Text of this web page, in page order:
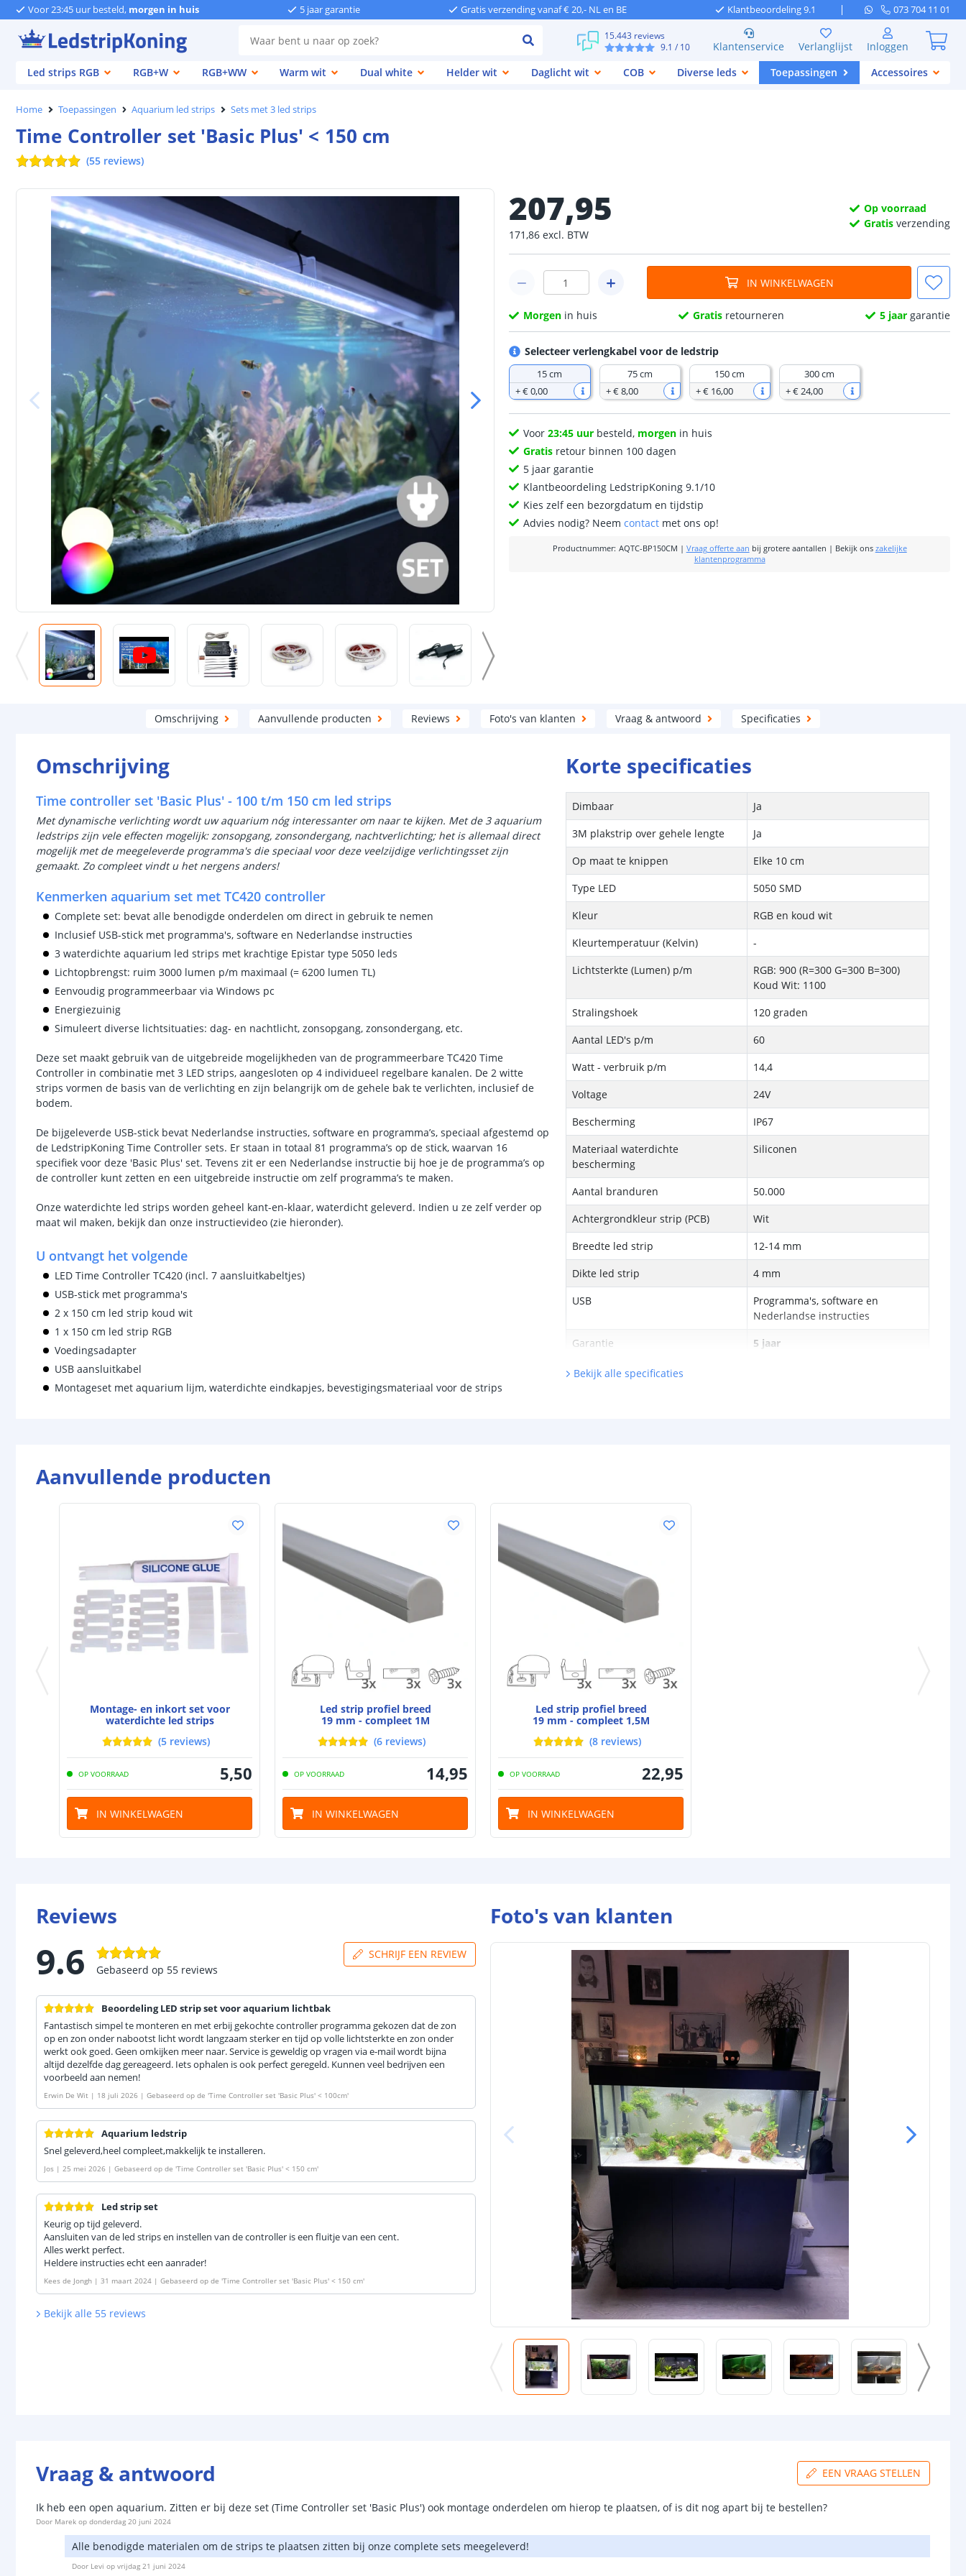
Voor 23:45 uur besteld, morgen in huis 5 jaar garantie Gratis verzending vanaf € 20,- NL en BE Klantbeoordeling 9.1 073 704 11 01
15.443 reviews
9.1 / 10 Klantenservice Verlanglijst
Inloggen
Led strips RGB
RGB+W RGB+WW Warm wit Dual white Helder wit Daglicht wit COB Diverse leds Toepassingen Accessoires
Home Toepassingen Aquarium led strips Sets met 3 led strips
Time Controller set 'Basic Plus' < 150 cm
(55 reviews)
207,95
171,86 excl. BTW
Op voorraad
Gratis verzending
IN WINKELWAGEN
Morgen in huis Gratis retourneren 5 jaargarantie
Selecteer verlengkabel voor de ledstrip
15 cm
+€ 0,00
75 cm
+€ 8,00
150 cm
+€ 16,00
300 cm
+€ 24,00
Voor23:45 uur besteld, morgen in huis
Gratis retour binnen 100 dagen
5 jaar garantie
Klantbeoordeling LedstripKoning 9.1/10
Kies zelf een bezorgdatum en tijdstip
Advies nodig? Neemcontact met ons op!
Productnummer: AQTC-BP150CM | Vraag offerte aan bij grotere aantallen | Bekijk ons zakelijke
klantenprogramma
Omschrijving Aanvullende producten Reviews Foto's van klanten Vraag & antwoord Specificaties
Omschrijving
Time controller set 'Basic Plus' - 100 t/m 150 cm led strips
Met dynamische verlichting wordt uw aquarium nóg interessanter om naar te kijken. Met de 3 aquarium
ledstrips zijn vele effecten mogelijk: zonsopgang, zonsondergang, nachtverlichting; het is allemaal direct
mogelijk met de meegeleverde programma's die speciaal voor deze veelzijdige verlichtingsset zijn
gemaakt. Zo compleet vindt u het nergens anders!
Kenmerken aquarium set met TC420 controller
Complete set: bevat alle benodigde onderdelen om direct in gebruik te nemen
Inclusief USB-stick met programma's, software en Nederlandse instructies
3 waterdichte aquarium led strips met krachtige Epistar type 5050 leds
Lichtopbrengst: ruim 3000 lumen p/m maximaal (= 6200 lumen TL)
Eenvoudig programmeerbaar via Windows pc
Energiezuinig
Simuleert diverse lichtsituaties: dag- en nachtlicht, zonsopgang, zonsondergang, etc.
Deze set maakt gebruik van de uitgebreide mogelijkheden van de programmeerbare TC420 Time
Controller in combinatie met 3 LED strips, aangesloten op 4 individueel regelbare kanalen. De 2 witte
strips vormen de basis van de verlichting en zijn belangrijk om de gehele bak te verlichten, inclusief de
bodem.
De bijgeleverde USB-stick bevat Nederlandse instructies, software en programma’s, speciaal afgestemd op
de LedstripKoning Time Controller sets. Er staan in totaal 81 programma’s op de stick, waarvan 16
specifiek voor deze 'Basic Plus' set. Tevens zit er een Nederlandse instructie bij hoe je de programma’s op
de controller kunt zetten en een uitgebreide instructie om zelf programma’s te maken.
Onze waterdichte led strips worden geheel kant-en-klaar, waterdicht geleverd. Indien u ze zelf verder op
maat wil maken, bekijk dan onze instructievideo (zie hieronder).
U ontvangt het volgende
LED Time Controller TC420 (incl. 7 aansluitkabeltjes)
USB-stick met programma's
2 x 150 cm led strip koud wit
1 x 150 cm led strip RGB
Voedingsadapter
USB aansluitkabel
Montageset met aquarium lijm, waterdichte eindkapjes, bevestigingsmateriaal voor de strips
Korte specificaties
Dimbaar
Ja
3M plakstrip over gehele lengte
Ja
Op maat te knippen
Elke 10 cm
Type LED
5050 SMD
Kleur
RGB en koud wit
Kleurtemperatuur (Kelvin)
-
Lichtsterkte (Lumen) p/m
RGB: 900 (R=300 G=300 B=300)
Koud Wit: 1100
Stralingshoek
120 graden
Aantal LED's p/m
60
Watt - verbruik p/m
14,4
Voltage
24V
Bescherming
IP67
Materiaal waterdichte
bescherming
Siliconen
Aantal branduren
50.000
Achtergrondkleur strip (PCB)
Wit
Breedte led strip
12-14 mm
Dikte led strip
4 mm
USB
Programma's, software en
Nederlandse instructies
Garantie
5 jaar
Bekijk alle specificaties
Aanvullende producten
Montage- en inkort set voor
waterdichte led strips
(5 reviews)
OP VOORRAAD 5,50
IN WINKELWAGEN
Led strip profiel breed
19 mm - compleet 1M
(6 reviews)
OP VOORRAAD 14,95
IN WINKELWAGEN
Led strip profiel breed
19 mm - compleet 1,5M
(8 reviews)
OP VOORRAAD 22,95
IN WINKELWAGEN
Reviews
9.6 Gebaseerd op 55 reviews
SCHRIJF EEN REVIEW
Beoordeling LED strip set voor aquarium lichtbak
Fantastisch simpel te monteren en met erbij gekochte controller programma gekozen dat de zon
op en zon onder nabootst licht wordt langzaam sterker en tijd op volle lichtsterkte en zon onder
werkt ook goed. Geen omkijken meer naar. Service is geweldig op vragen via e-mail wordt bijna
altijd dezelfde dag gereageerd. Iets ophalen is ook perfect geregeld. Kunnen veel bedrijven een
voorbeeld aan nemen!
Erwin De Wit | 18 juli 2026 | Gebaseerd op de 'Time Controller set 'Basic Plus' < 100cm'
Aquarium ledstrip
Snel geleverd,heel compleet,makkelijk te installeren.
Jos | 25 mei 2026 | Gebaseerd op de 'Time Controller set 'Basic Plus' < 150 cm'
Led strip set
Keurig op tijd geleverd.
Aansluiten van de led strips en instellen van de controller is een fluitje van een cent.
Alles werkt perfect.
Heldere instructies echt een aanrader!
Kees de Jongh | 31 maart 2024 | Gebaseerd op de 'Time Controller set 'Basic Plus' < 150 cm'
Bekijk alle 55 reviews
Foto's van klanten
Vraag & antwoord EEN VRAAG STELLEN
Ik heb een open aquarium. Zitten er bij deze set (Time Controller set 'Basic Plus') ook montage onderdelen om hierop te plaatsen, of is dit nog apart bij te bestellen?
Door Marek op donderdag 20 juni 2024
Alle benodigde materialen om de strips te plaatsen zitten bij onze complete sets meegeleverd!
Door Levi op vrijdag 21 juni 2024